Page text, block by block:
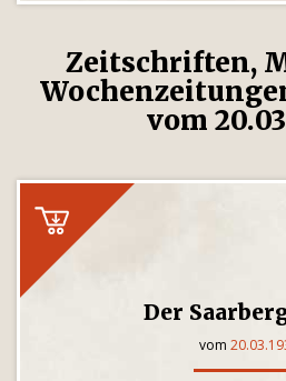
Zeitschriften,
vom
Der
vom